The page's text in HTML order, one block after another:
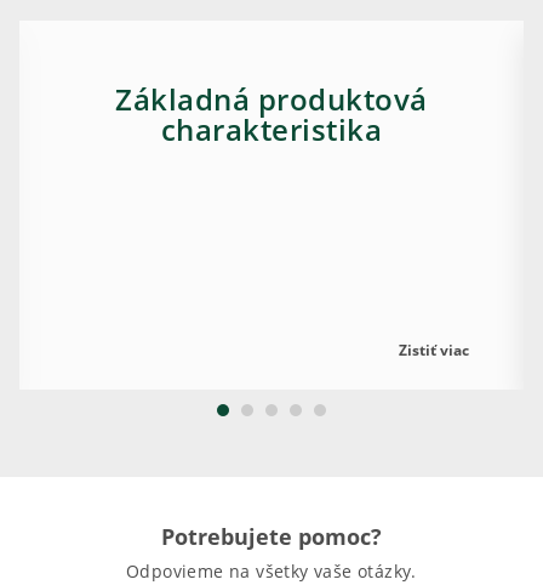
Základná produktová
charakteristika
Zistiť viac
Potrebujete pomoc?
Odpovieme na všetky vaše otázky.